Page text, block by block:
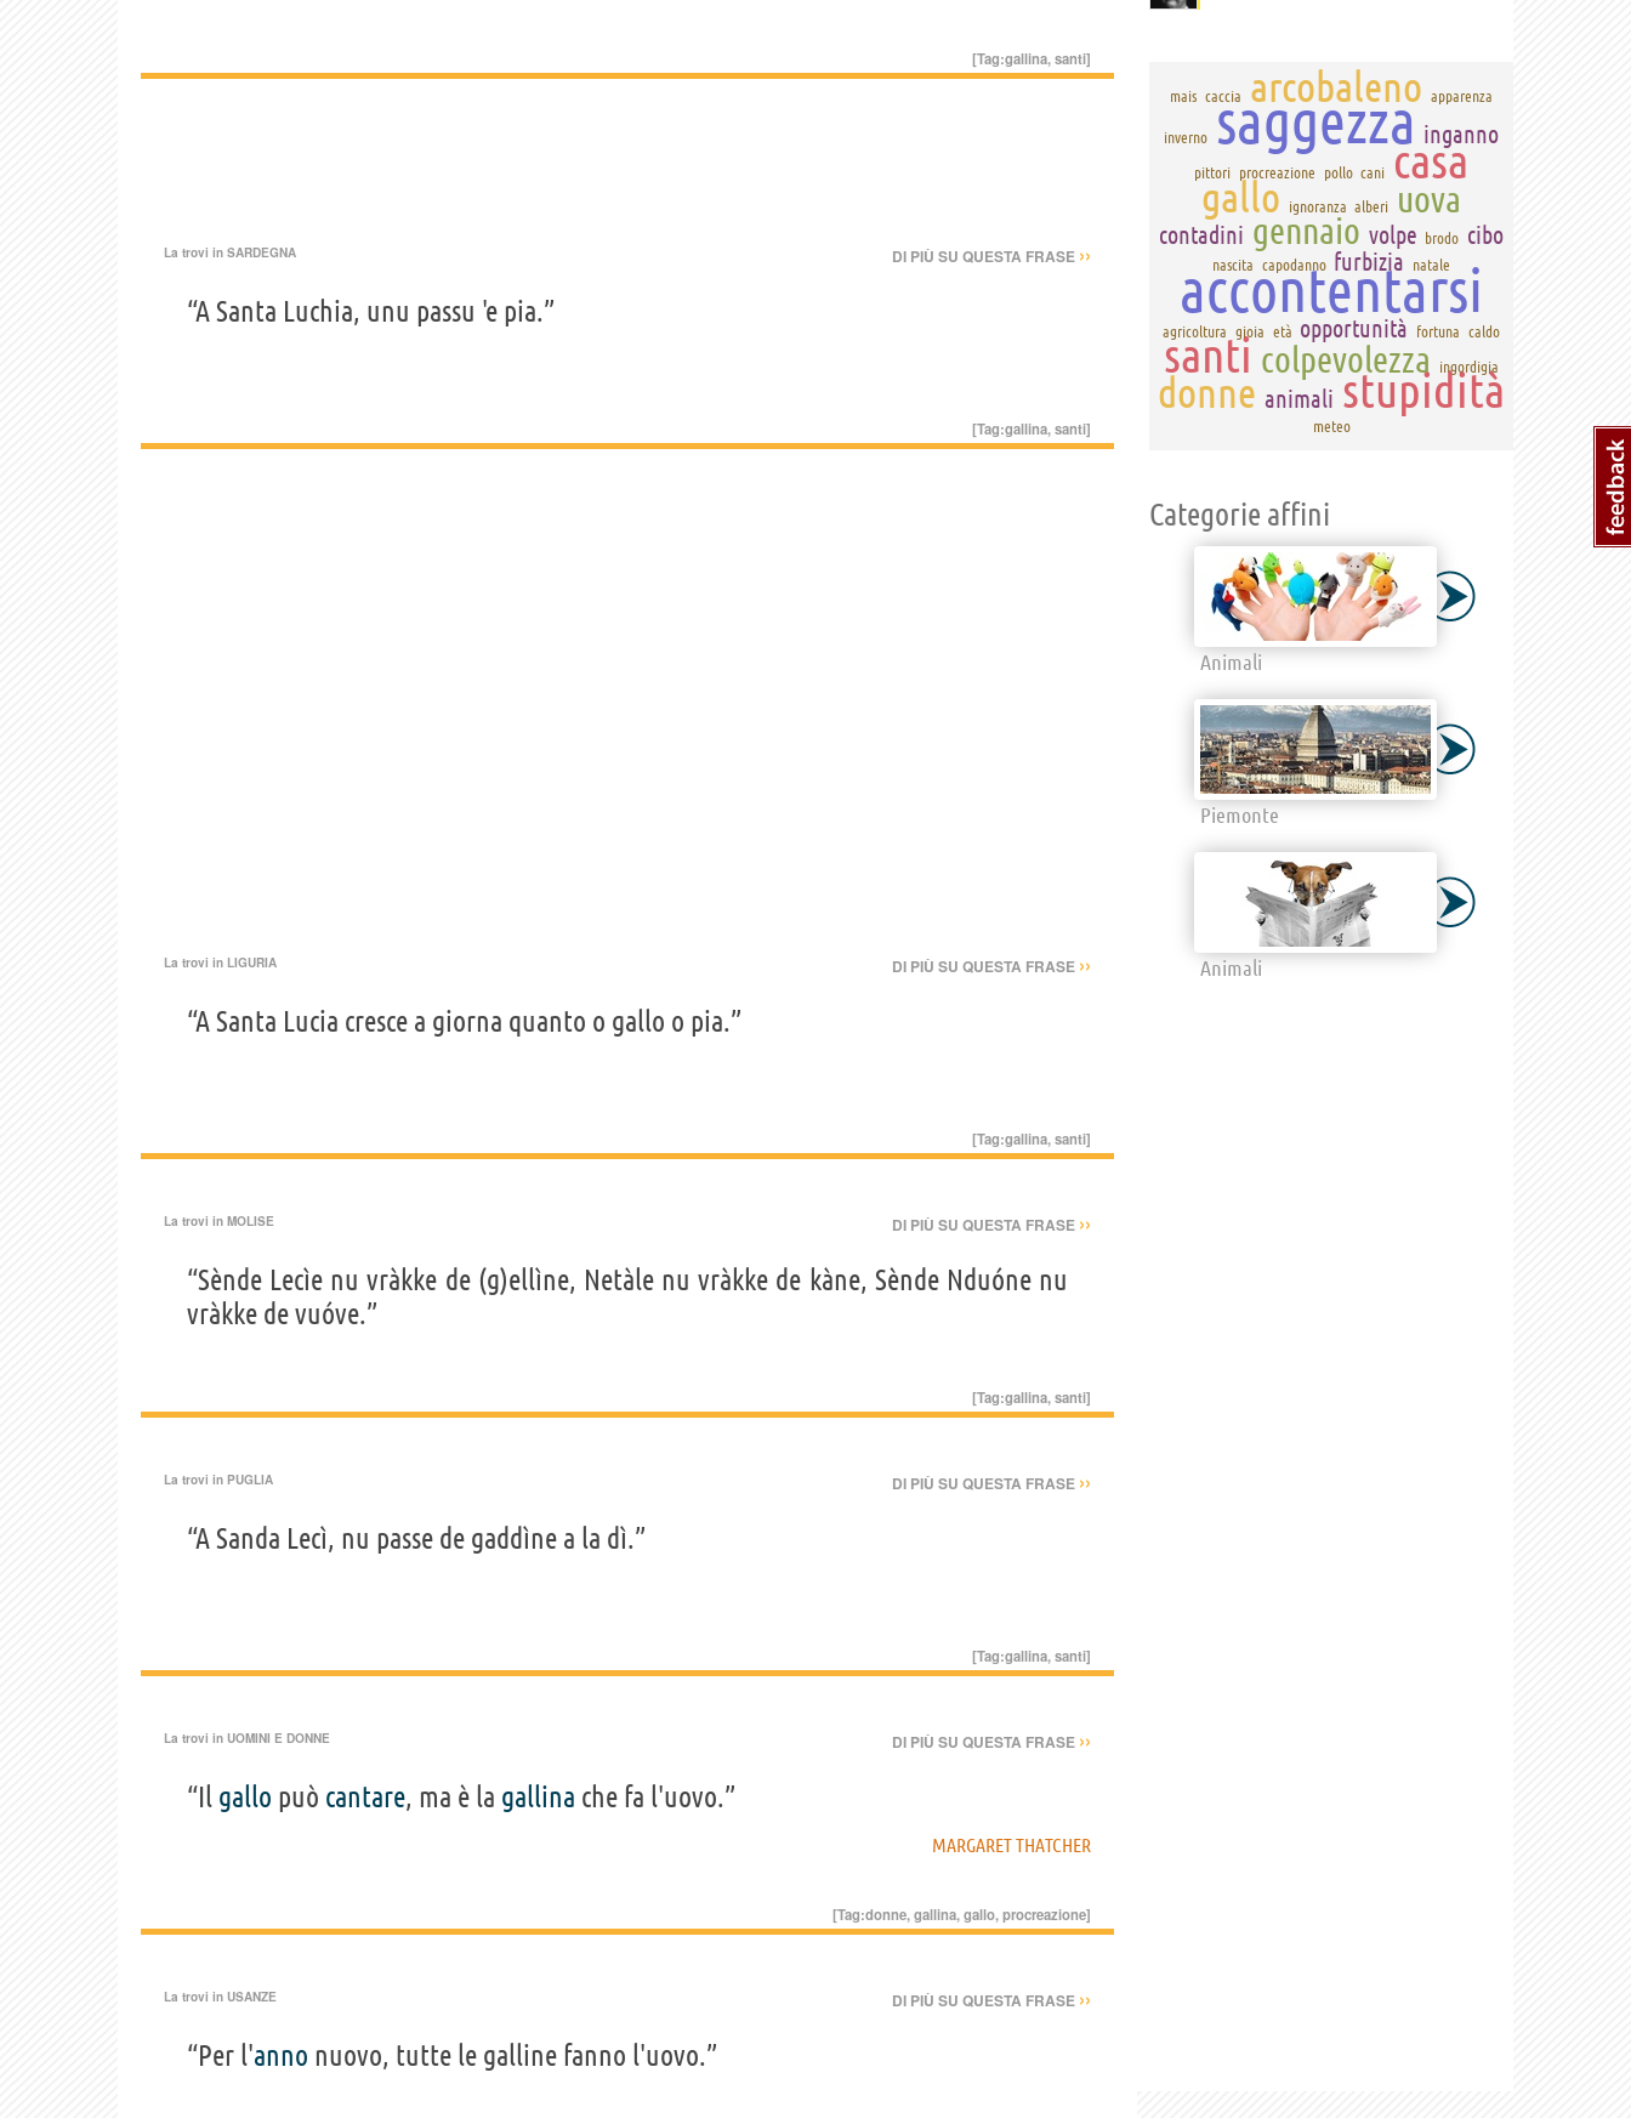
[Tag:gallina,santi]
La trovi in SARDEGNA DI PIÙ SU QUESTA FRASE ››
“A Santa Luchia, unu passu 'e pia.”
[Tag:gallina,santi]
La trovi in LIGURIA DI PIÙ SU QUESTA FRASE ››
“A Santa Lucia cresce a giorna quanto o gallo o pia.”
[Tag:gallina,santi]
La trovi in MOLISE DI PIÙ SU QUESTA FRASE ››
“Sènde Lecìe nu vràkke de (g)ellìne, Netàle nu vràkke de kàne, Sènde Nduóne nu
vràkke de vuóve.”
[Tag:gallina,santi]
La trovi in PUGLIA DI PIÙ SU QUESTA FRASE ››
“A Sanda Lecì, nu passe de gaddìne a la dì.”
[Tag:gallina,santi]
La trovi in UOMINI E DONNE DI PIÙ SU QUESTA FRASE ››
“Il gallo può cantare, ma è la gallina che fa l'uovo.”
MARGARET THATCHER
[Tag:donne,gallina,gallo,procreazione]
La trovi in USANZE DI PIÙ SU QUESTA FRASE ››
“Per l'anno nuovo, tutte le galline fanno l'uovo.”
mais caccia arcobaleno apparenza
inverno saggezza inganno
pittori procreazione pollo cani casa
gallo ignoranza alberi uova
contadini gennaio volpe brodo cibo
nascita capodanno furbizia natale
accontentarsi
agricoltura gioia età opportunità fortuna caldo
santi colpevolezza ingordigia
donne animali stupidità
meteo
Categorie affini
Animali
Piemonte
Animali